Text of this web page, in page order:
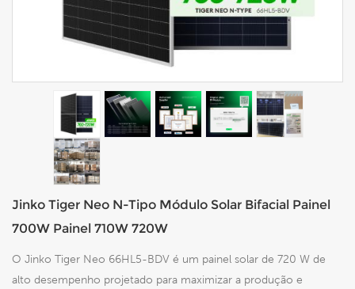
Jinko Tiger Neo N-Tipo Módulo Solar Bifacial Painel
700W Painel 710W 720W
O Jinko Tiger Neo 66HL5-BDV é um painel solar de 720 W de
alto desempenho projetado para maximizar a produção e